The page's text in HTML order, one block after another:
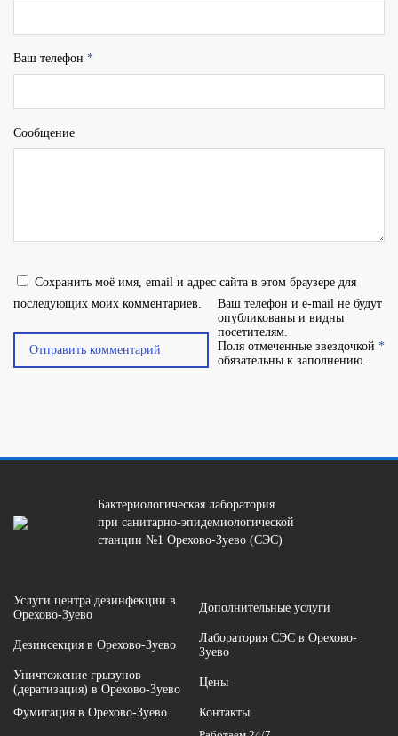
Ваш телефон *
Сообщение
Ваш телефон и e-mail не будут
опубликованы и видны
посетителям.
Поля отмеченные звездочкой *
обязательны к заполнению.
Сохранить моё имя, email и адрес сайта в этом браузере для
последующих моих комментариев.
Бактериологическая лаборатория
при санитарно-эпидемиологической
станции №1 Орехово-Зуево (СЭС)
Услуги центра дезинфекции в
Орехово-Зуево
Дополнительные услуги
Дезинсекция в Орехово-Зуево
Лаборатория СЭС в Орехово-
Зуево
Уничтожение грызунов
(дератизация) в Орехово-Зуево
Цены
Фумигация в Орехово-Зуево
Контакты